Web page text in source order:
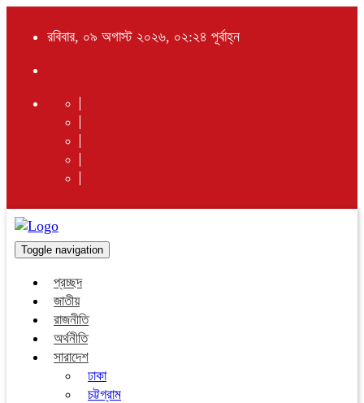
রবিবার, ০৯ অগাস্ট ২০২৬, ০২:২৪ পূর্বাহ্ন
Toggle navigation
প্রচ্ছদ
জাতীয়
রাজনীতি
অর্থনীতি
সারাদেশ
ঢাকা
চট্টগ্রাম